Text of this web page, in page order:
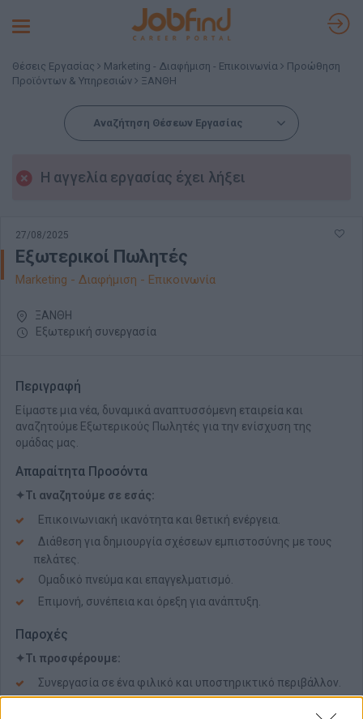
Toggle
Θέσεις Εργασίας Marketing - Διαφήμιση - Επικοινωνία
Προώθηση
Προϊόντων & Υπηρεσιών
ΞΑΝΘΗ
Αναζήτηση Θέσεων Εργασίας
Η αγγελία εργασίας έχει λήξει
27/08/2025
Εξωτερικοί Πωλητές
Marketing - Διαφήμιση - Επικοινωνία
ΞΑΝΘΗ
Εξωτερική συνεργασία
Περιγραφή
Είμαστε μια νέα, δυναμικά αναπτυσσόμενη εταιρεία και
αναζητούμε Εξωτερικούς Πωλητές για την ενίσχυση της
ομάδας μας.
Απαραίτητα Προσόντα
✦Τι αναζητούμε σε εσάς:
Επικοινωνιακή ικανότητα και θετική ενέργεια.
Διάθεση για δημιουργία σχέσεων εμπιστοσύνης με τους
πελάτες.
Ομαδικό πνεύμα και επαγγελματισμό.
Επιμονή, συνέπεια και όρεξη για ανάπτυξη.
Παροχές
✦Τι προσφέρουμε:
Συνεργασία σε ένα φιλικό και υποστηρικτικό περιβάλλον.